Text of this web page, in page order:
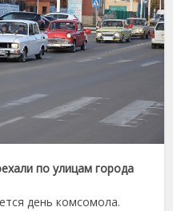
по улицам города
день комсомола.